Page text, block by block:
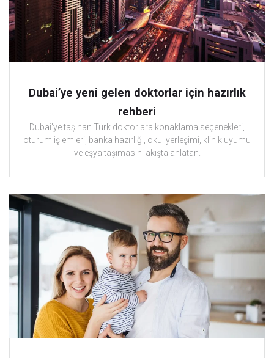
Dubai’ye yeni gelen doktorlar için hazırlık
rehberi
Dubai’ye taşınan Türk doktorlara konaklama seçenekleri,
oturum işlemleri, banka hazırlığı, okul yerleşimi, klinik uyumu
ve eşya taşımasını akışta anlatan.